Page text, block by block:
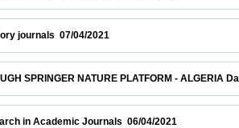
journals  07/04/2021
SPRINGER NATURE PLATFORM -
in Academic Journals  06/04/